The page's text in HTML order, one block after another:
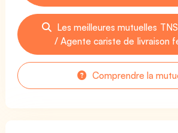
Les meilleures mutuelles
/ Agente cariste de livraison
Comprendre la